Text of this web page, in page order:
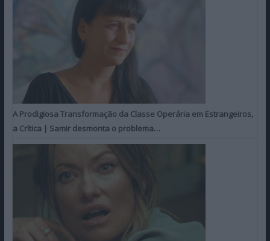
A Prodigiosa Transformação da Classe Operária em Estrangeiros,
a Crítica | Samir desmonta o problema…